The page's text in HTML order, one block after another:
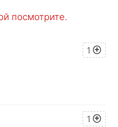
посмотрите.
1
1